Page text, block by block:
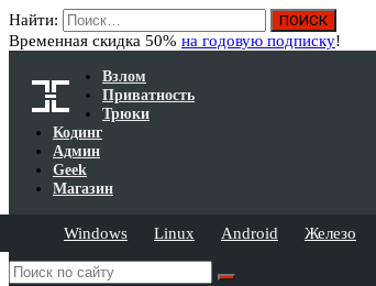
Найти:
Временная скидка 50% на годовую подписку!
Взлом
Приватность
Трюки
Кодинг
Админ
Geek
Магазин
Windows Linux Android Железо